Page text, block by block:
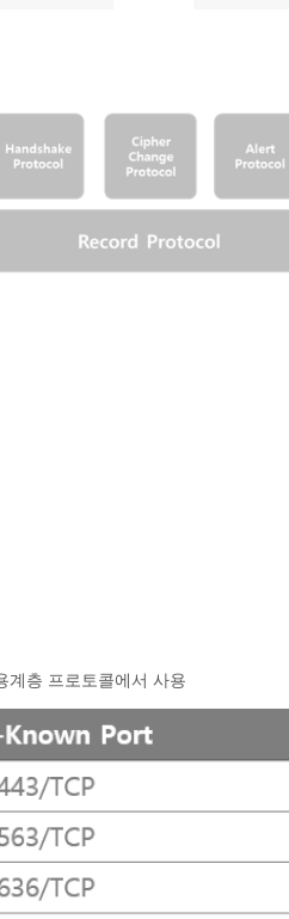
계층 프로토콜에서 사용